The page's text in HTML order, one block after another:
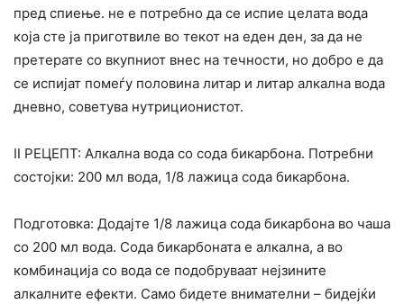
пред спиење. не е потребно да се испие целата вода
која сте ја приготвиле во текот на еден ден, за да не
претерате со вкупниот внес на течности, но добро е да
се испијат помеѓу половина литар и литар алкална вода
дневно, советува нутриционистот.
II РЕЦЕПТ: Алкална вода со сода бикарбона. Потребни
состојки: 200 мл вода, 1/8 лажица сода бикарбона.
Подготовка: Додајте 1/8 лажица сода бикарбона во чаша
со 200 мл вода. Сода бикарбоната е алкална, а во
комбинација со вода се подобруваат нејзините
алкалните ефекти. Само бидете внимателни – бидејќи